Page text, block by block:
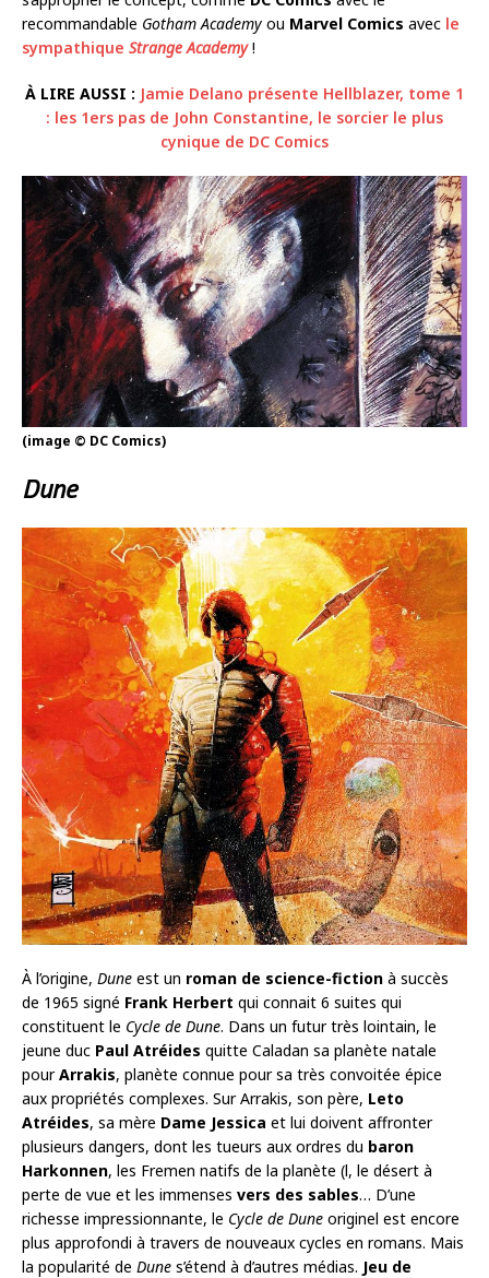
recommandable Gotham Academy ou Marvel Comics avec le
sympathique Strange Academy!
À LIRE AUSSI : Jamie Delano présente Hellblazer, tome 1
: les 1ers pas de John Constantine, le sorcier le plus
cynique de DC Comics
(image © DC Comics)
Dune
À l’origine, Dune est un roman de science-fiction à succès
de 1965 signé Frank Herbert qui connait 6 suites qui
constituent le Cycle de Dune. Dans un futur très lointain, le
jeune duc Paul Atréides quitte Caladan sa planète natale
pourArrakis, planète connue pour sa très convoitée épice
aux propriétés complexes. Sur Arrakis, son père, Leto
Atréides, sa mère Dame Jessica et lui doivent affronter
plusieurs dangers, dont les tueurs aux ordres du baron
Harkonnen, les Fremen natifs de la planète (l, le désert à
perte de vue et les immenses vers des sables… D’une
richesse impressionnante, le Cycle de Dune originel est encore
plus approfondi à travers de nouveaux cycles en romans. Mais
la popularité de Dune s’étend à d’autres médias. Jeu de